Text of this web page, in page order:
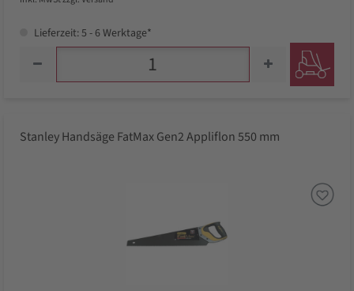
Lieferzeit: 5 - 6 Werktage*
Stanley Handsäge FatMax Gen2 Appliflon 550 mm